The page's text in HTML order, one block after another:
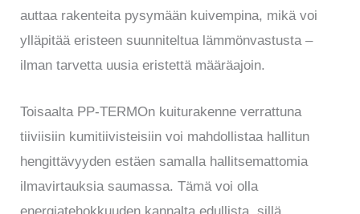
auttaa rakenteita pysymään kuivempina, mikä voi
ylläpitää eristeen suunniteltua lämmönvastusta –
ilman tarvetta uusia eristettä määräajoin.
Toisaalta PP-TERMOn kuiturakenne verrattuna
tiiviisiin kumitiivisteisiin voi mahdollistaa hallitun
hengittävyyden estäen samalla hallitsemattomia
ilmavirtauksia saumassa. Tämä voi olla